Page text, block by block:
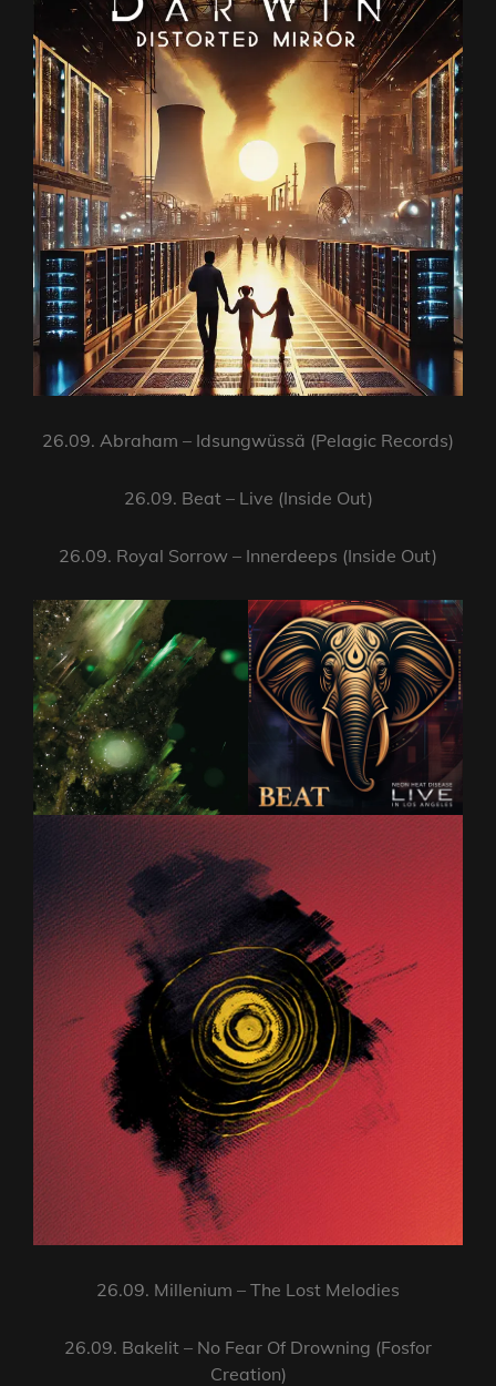
26.09. Abraham – Idsungwüssä (Pelagic Records)
26.09. Beat – Live (Inside Out)
26.09. Royal Sorrow – Innerdeeps (Inside Out)
26.09. Millenium – The Lost Melodies
26.09. Bakelit – No Fear Of Drowning (Fosfor
Creation)